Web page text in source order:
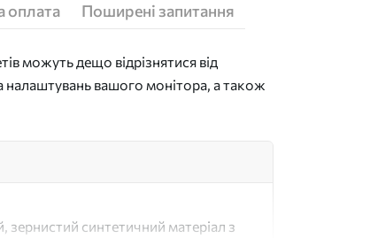
оплата Поширені запитання
можуть дещо відрізнятися від
налаштувань вашого монітора, а також
зернистий синтетичний матеріал з